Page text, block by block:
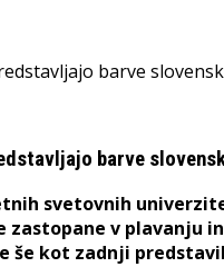
barve
svetovnih
v plavanju
še kot zadnji